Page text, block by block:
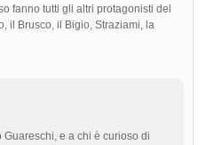
fanno tutti gli altri protagonisti del
il Brusco, il Bigio, Straziami, la
Guareschi, e a chi è curioso di